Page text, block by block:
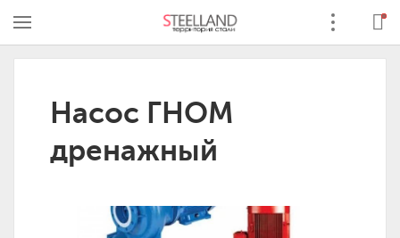
Насос ГНОМ
дренажный